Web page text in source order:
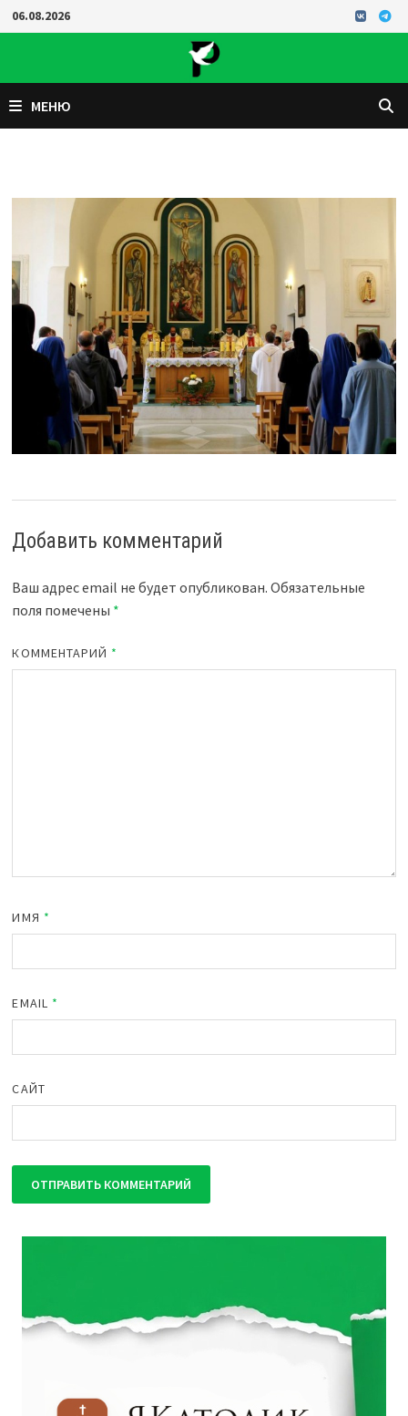
Перейти
к
06.08.2026
МЕНЮ
Добавить комментарий
Ваш адрес email не будет опубликован. Обязательные
поля помечены *
КОММЕНТАРИЙ *
ИМЯ *
EMAIL *
САЙТ